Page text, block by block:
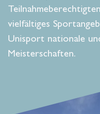
vielfältiges
Unisport nationale
Meisterschaften.